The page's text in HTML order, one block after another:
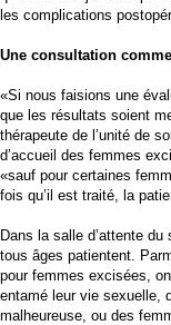
les complications
Une consultation
«Si nous faisions une
que les résultats soient
thérapeute de l’unité de
d’accueil des femmes
«sauf pour certaines
fois qu’il est traité, la
Dans la salle d’attente
tous âges patientent.
pour femmes excisées,
entamé leur vie sexuelle,
malheureuse, ou des